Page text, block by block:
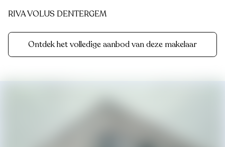
RIVA VOLUS DENTERGEM
Ontdek het volledige aanbod van deze makelaar